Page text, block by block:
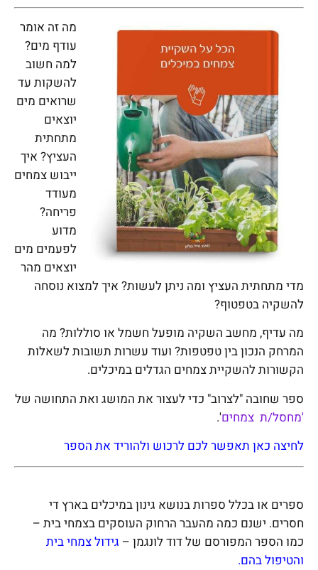
מה זה אומר
עודף מים?
למה חשוב
להשקות עד
שרואים מים
יוצאים
מתחתית
העציץ? איך
ייבוש צמחים
מעודד
פריחה?
מדוע
לפעמים מים
יוצאים מהר
מדי מתחתית העציץ ומה ניתן לעשות? איך למצוא נוסחה
להשקיה בטפטוף?
מה עדיף, מחשב השקיה מופעל חשמל או סוללות? מה
המרחק הנכון בין טפטפות? ועוד עשרות תשובות לשאלות
הקשורות להשקיית צמחים הגדלים במיכלים.
ספר שחובה "לצרוב" כדי לעצור את המושג ואת התחושה של
'מחסל/ת צמחים'.
לחיצה כאן תאפשר לכם לרכוש ולהוריד את הספר
ספרים או בכלל ספרות בנושא גינון במיכלים בארץ די
חסרים. ישנם כמה מהעבר הרחוק העוסקים בצמחי בית –
כמו הספר המפורסם של דוד לונגמן – גידול צמחי בית
והטיפול בהם.